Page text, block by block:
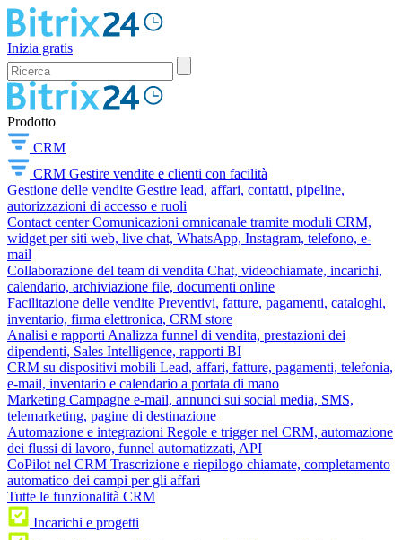
Inizia gratis
Prodotto
CRM
CRM Gestire vendite e clienti con facilità
Gestione delle vendite Gestire lead, affari, contatti, pipeline,
autorizzazioni di accesso e ruoli
Contact center Comunicazioni omnicanale tramite moduli CRM,
widget per siti web, live chat, WhatsApp, Instagram, telefono, e-
mail
Collaborazione del team di vendita Chat, videochiamate, incarichi,
calendario, archiviazione file, documenti online
Facilitazione delle vendite Preventivi, fatture, pagamenti, cataloghi,
inventario, firma elettronica, CRM store
Analisi e rapporti Analizza funnel di vendita, prestazioni dei
dipendenti, Sales Intelligence, rapporti BI
CRM su dispositivi mobili Lead, affari, fatture, pagamenti, telefonia,
e-mail, inventario e calendario a portata di mano
Marketing Campagne e-mail, annunci sui social media, SMS,
telemarketing, pagine di destinazione
Automazione e integrazioni Regole e trigger nel CRM, automazione
dei flussi di lavoro, funnel automatizzati, API
CoPilot nel CRM Trascrizione e riepilogo chiamate, completamento
automatico dei campi per gli affari
Tutte le funzionalità CRM
Incarichi e progetti